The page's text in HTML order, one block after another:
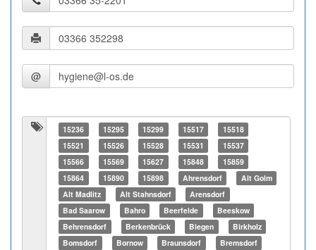
@
15236 15295 15299 15517
15518
15521
15526 15528 15531
15537
15566
15569 15627 15848
15859
15864
15890 15898 Ahrensdorf
Alt Golm
Alt Madlitz
Alt Stahnsdorf
Arensdorf
Bad Saarow
Bahro Beerfelde
Beeskow
Behrensdorf
Berkenbrück Biegen
Birkholz
Bomsdorf
Bornow Braunsdorf Bremsdorf